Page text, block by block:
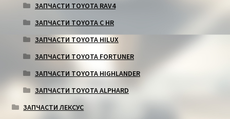
ЗАПЧАСТИ TOYOTA RAV4
ЗАПЧАСТИ TOYOTA C HR
ЗАПЧАСТИ TOYOTA HILUX
ЗАПЧАСТИ TOYOTA FORTUNER
ЗАПЧАСТИ TOYOTA HIGHLANDER
ЗАПЧАСТИ TOYOTA ALPHARD
ЗАПЧАСТИ ЛЕКСУС